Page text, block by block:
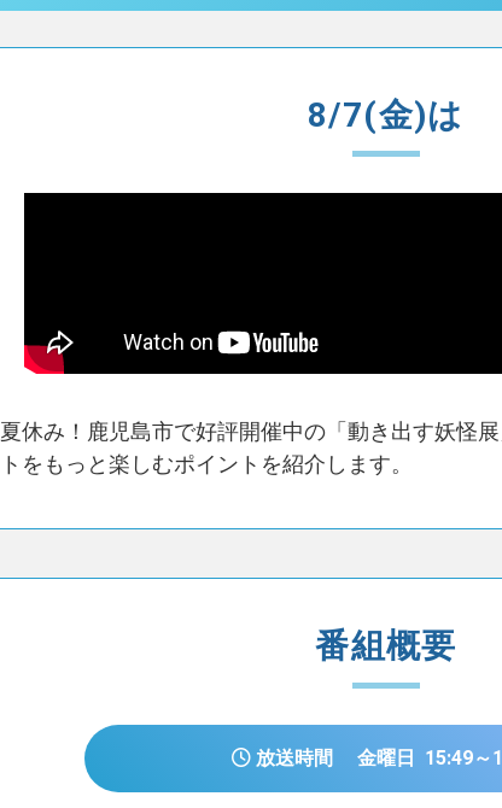
8/7(金)は
夏休み！鹿児島市で好評開催中の「動き出す妖怪
トをもっと楽しむポイントを紹介します。
番組概要
放送時間 金曜日 15:49～